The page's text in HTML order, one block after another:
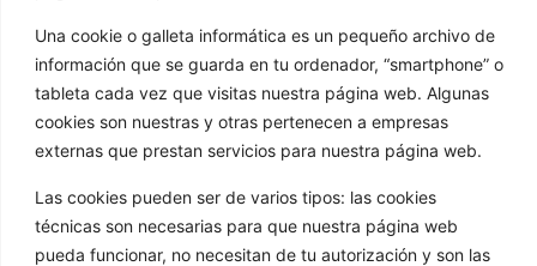
Una cookie o galleta informática es un pequeño archivo de
información que se guarda en tu ordenador, “smartphone” o
tableta cada vez que visitas nuestra página web. Algunas
cookies son nuestras y otras pertenecen a empresas
externas que prestan servicios para nuestra página web.
Las cookies pueden ser de varios tipos: las cookies
técnicas son necesarias para que nuestra página web
pueda funcionar, no necesitan de tu autorización y son las
Trav de Cacheiras 64, Cacheiras
15886 Teo A Coruña
GOLA
Nuestros formatos
Noticias